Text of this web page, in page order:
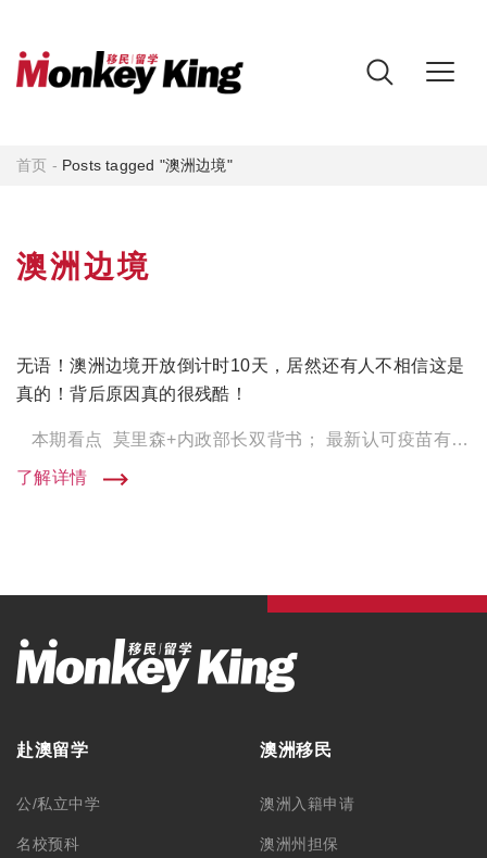
首页 - Posts tagged "澳洲边境"
澳洲边境
无语！澳洲边境开放倒计时10天，居然还有人不相信这是
真的！背后原因真的很残酷！
本期看点 莫里森+内政部长双背书； 最新认可疫苗有哪些？ 不相信？背后真相到底是什么？ 官 […]
了解详情
赴澳留学
公/私立中学
名校预科
澳洲移民
澳洲入籍申请
澳洲州担保